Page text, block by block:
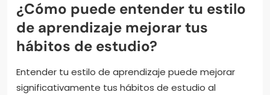
¿Cómo puede entender tu estilo
de aprendizaje mejorar tus
hábitos de estudio?
Entender tu estilo de aprendizaje puede mejorar
significativamente tus hábitos de estudio al